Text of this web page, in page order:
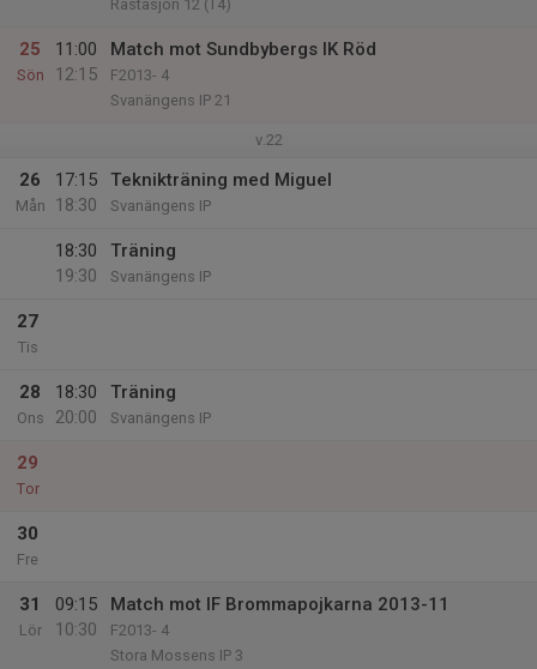
Råstasjön 12 (T4)
25
Sön
11:00
12:15
Match mot Sundbybergs IK Röd
F2013- 4
Svanängens IP 21
v.22
26
Mån
17:15
18:30
Teknikträning med Miguel
Svanängens IP
18:30
19:30
Träning
Svanängens IP
27
Tis
28
Ons
18:30
20:00
Träning
Svanängens IP
29
Tor
30
Fre
31
Lör
09:15
10:30
Match mot IF Brommapojkarna 2013-11
F2013- 4
Stora Mossens IP 3